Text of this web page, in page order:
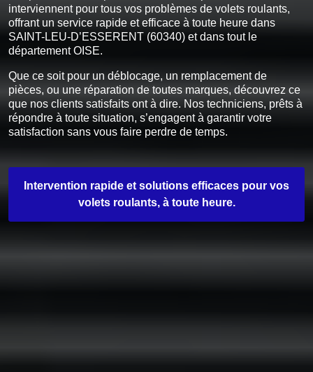
interviennent pour tous vos problèmes de volets roulants,
offrant un service rapide et efficace à toute heure dans
SAINT-LEU-D’ESSERENT (60340) et dans tout le
département OISE.
Que ce soit pour un déblocage, un remplacement de
pièces, ou une réparation de toutes marques, découvrez ce
que nos clients satisfaits ont à dire. Nos techniciens, prêts à
répondre à toute situation, s’engagent à garantir votre
satisfaction sans vous faire perdre de temps.
Intervention rapide et solutions efficaces pour vos
volets roulants, à toute heure.